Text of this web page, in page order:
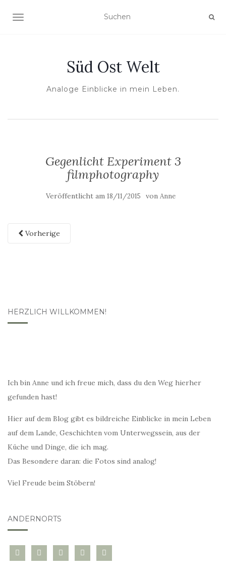
NAVIGATION UMSCHALTEN
Süd Ost Welt
Analoge Einblicke in mein Leben.
Gegenlicht Experiment 3
filmphotography
Veröffentlicht am 18/11/2015 von Anne
Vorherige
HERZLICH WILLKOMMEN!
Ich bin Anne und ich freue mich, dass du den Weg hierher
gefunden hast!
Hier auf dem Blog gibt es bildreiche Einblicke in mein Leben
auf dem Lande, Geschichten vom Unterwegssein, aus der
Küche und Dinge, die ich mag.
Das Besondere daran: die Fotos sind analog!
Viel Freude beim Stöbern!
ANDERNORTS
bloglovininstagramtwitter pinterest
mail